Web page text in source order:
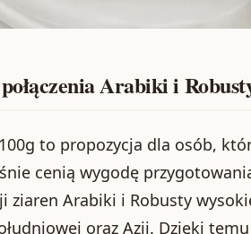
Arabiki i
to propozycja dla osób,
cenią wygodę
ziaren Arabiki i Robusty
oraz Azji. Dzięki